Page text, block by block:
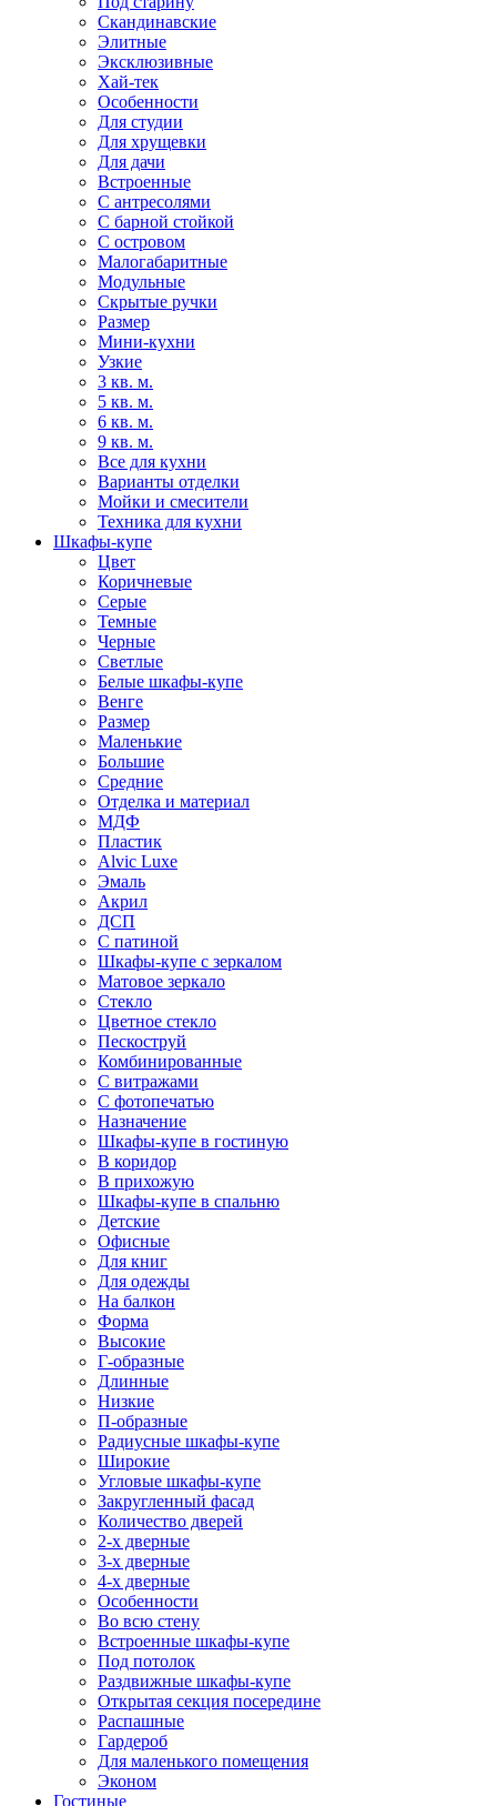
Скандинавские
Элитные
Эксклюзивные
Хай-тек
Особенности
Для студии
Для хрущевки
Для дачи
Встроенные
С антресолями
С барной стойкой
С островом
Малогабаритные
Модульные
Скрытые ручки
Размер
Мини-кухни
Узкие
3 кв. м.
5 кв. м.
6 кв. м.
9 кв. м.
Все для кухни
Варианты отделки
Мойки и смесители
Техника для кухни
Шкафы-купе
Цвет
Коричневые
Серые
Темные
Черные
Светлые
Белые шкафы-купе
Венге
Размер
Маленькие
Большие
Средние
Отделка и материал
МДФ
Пластик
Alvic Luxe
Эмаль
Акрил
ДСП
С патиной
Шкафы-купе с зеркалом
Матовое зеркало
Стекло
Цветное стекло
Пескоструй
Комбинированные
С витражами
С фотопечатью
Назначение
Шкафы-купе в гостиную
В коридор
В прихожую
Шкафы-купе в спальню
Детские
Офисные
Для книг
Для одежды
На балкон
Форма
Высокие
Г-образные
Длинные
Низкие
П-образные
Радиусные шкафы-купе
Широкие
Угловые шкафы-купе
Закругленный фасад
Количество дверей
2-х дверные
3-х дверные
4-х дверные
Особенности
Во всю стену
Встроенные шкафы-купе
Под потолок
Раздвижные шкафы-купе
Открытая секция посередине
Распашные
Гардероб
Для маленького помещения
Эконом
Гостиные